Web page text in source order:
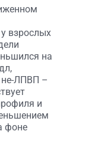
взрослых
на
не-ЛПВП –
и
фоне